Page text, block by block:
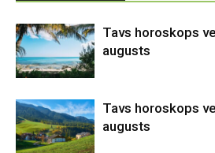
Tavs horoskops
augusts
Tavs horoskops
augusts